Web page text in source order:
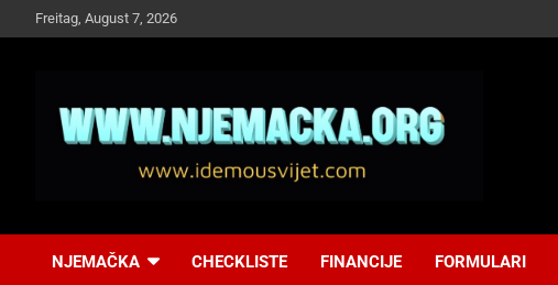
to
Freitag, August 7, 2026
Idemo u Svijet-
NJEMAČKA CHECKLISTE FINANCIJE FORMULARI